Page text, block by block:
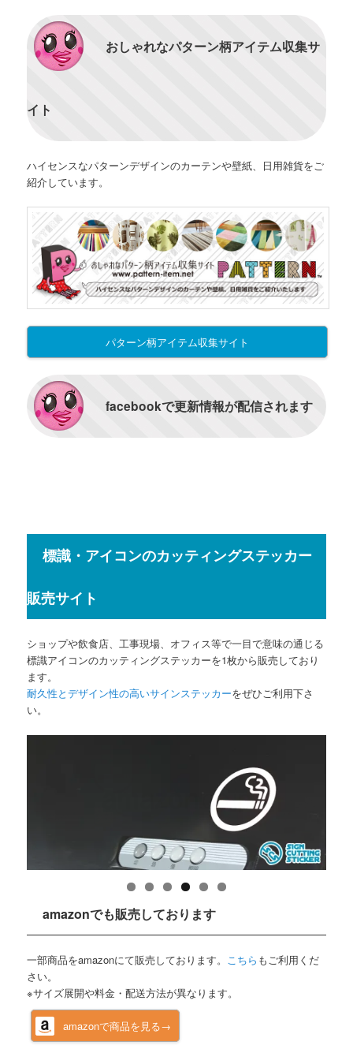
おしゃれなパターン柄アイテム収集サ
イト
ハイセンスなパターンデザインのカーテンや壁紙、日用雑貨をご
紹介しています。
パターン柄アイテム収集サイト
facebookで更新情報が配信されます
標識・アイコンのカッティングステッカー
販売サイト
ショップや飲食店、工事現場、オフィス等で一目で意味の通じる
標識アイコンのカッティングステッカーを1枚から販売しており
ます。
耐久性とデザイン性の高いサインステッカーをぜひご利用下さ
い。
amazonでも販売しております
一部商品をamazonにて販売しております。 こちら もご利用くだ
さい。
※サイズ展開や料金・配送方法が異なります。
amazonで商品を見る→